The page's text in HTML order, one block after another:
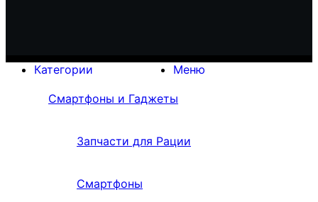
Меню
Категории
Смартфоны и Гаджеты
Запчасти для Рации
Смартфоны